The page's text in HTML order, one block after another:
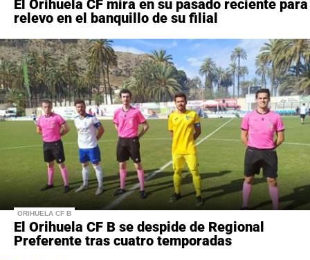
El Orihuela CF mira en su pasado reciente
relevo en el banquillo de su filial
ORIHUELA CF B
El Orihuela CF B se despide de Regional
Preferente tras cuatro temporadas